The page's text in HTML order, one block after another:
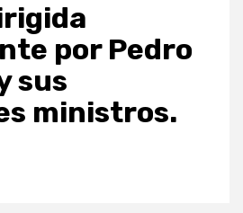
por Pedro
sus
ministros.